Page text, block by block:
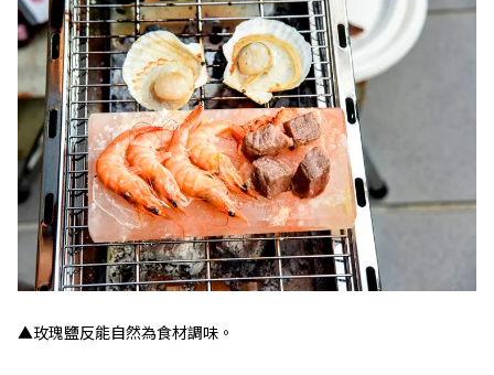
▲玫瑰鹽反能自然為食材調味。